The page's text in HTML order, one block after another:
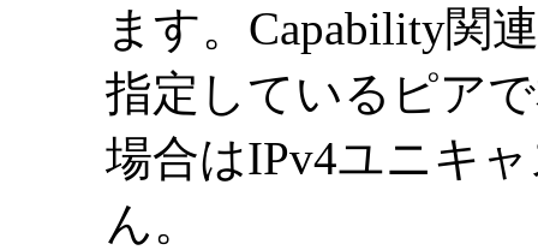
ます。Capability関
指定しているピア
場合はIPv4ユニキ
ん。